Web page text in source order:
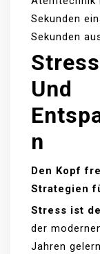
Sekunden
Sekunden
Und
N
Den Kopf
Strategien
Stress ist
der
Jahren